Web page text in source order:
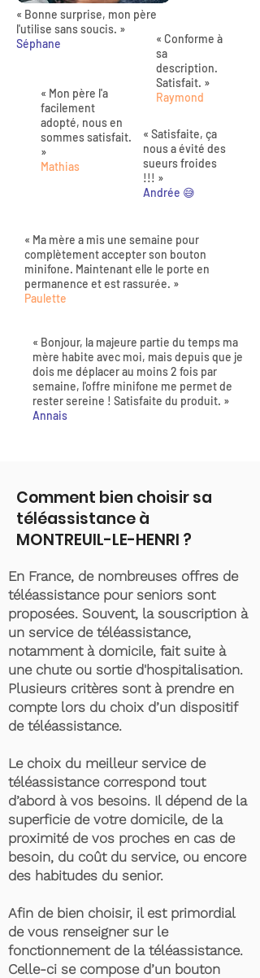
« Bonne surprise, mon père
l'utilise sans soucis. »
Séphane
« Mon père l'a
facilement
adopté, nous en
sommes satisfait.
»
Mathias
« Conforme à
sa
description.
Satisfait. »
Raymond
« Satisfaite, ça
nous a évité des
sueurs froides
!!! »
Andrée 😅
« Ma mère a mis une semaine pour
complètement accepter son bouton
minifone. Maintenant elle le porte en
permanence et est rassurée. »
Paulette
« Bonjour, la majeure partie du temps ma
mère habite avec moi, mais depuis que je
dois me déplacer au moins 2 fois par
semaine, l'offre minifone me permet de
rester sereine ! Satisfaite du produit. »
Annais
Comment bien choisir sa
téléassistance à
MONTREUIL-LE-HENRI ?
En France, de nombreuses offres de
téléassistance pour seniors sont
proposées. Souvent, la souscription à
un service de téléassistance,
notamment à domicile, fait suite à
une chute ou sortie d'hospitalisation.
Plusieurs critères sont à prendre en
compte lors du choix d’un dispositif
de téléassistance.
Le choix du meilleur service de
téléassistance correspond tout
d’abord à vos besoins. Il dépend de la
superficie de votre domicile, de la
proximité de vos proches en cas de
besoin, du coût du service, ou encore
des habitudes du senior.
Afin de bien choisir, il est primordial
de vous renseigner sur le
fonctionnement de la téléassistance.
Celle-ci se compose d’un bouton